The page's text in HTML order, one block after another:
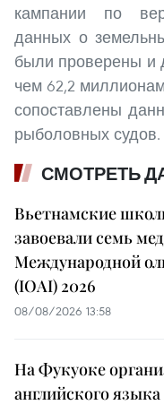
кампании по
данных о
были проверены и
чем 62,2
сопоставлены
рыболовных судов.
СМОТРЕТЬ
Вьетнамские
завоевали семь
Международной
(IOAI) 2026
08/08/2026 13:58
На Фукуоке
английского